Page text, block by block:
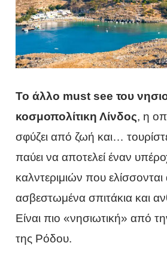
Το άλλο must see του
κοσμοπολίτικη Λίνδος, η
σφύζει από ζωή και…
παύει να αποτελεί έναν
καλντεριμιών που
ασβεστωμένα σπιτάκια και
Είναι πιο «νησιωτική» από
της Ρόδου.